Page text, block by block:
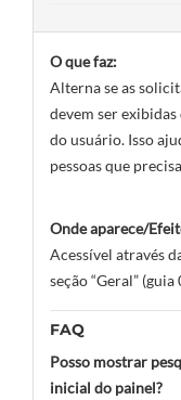
O que faz:
Alterna se as
devem ser
do usuário. Isso
pessoas que
Onde aparece/
Acessível através
seção “Geral” (guia
FAQ
Posso mostrar
inicial do painel?